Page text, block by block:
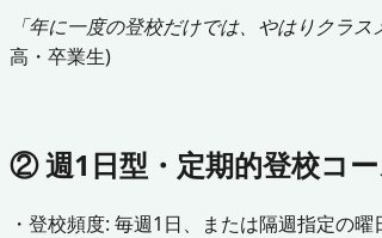
「年に一度の登校だけでは、やはりクラ
高・卒業生)
② 週1日型・定期的登校コー
・登校頻度: 毎週1日、または隔週指定の